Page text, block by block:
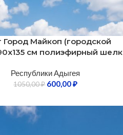
Город Майкоп (городской
см полиэфирный шелк
Республики Адыгея
1050,00₽ 600,00₽